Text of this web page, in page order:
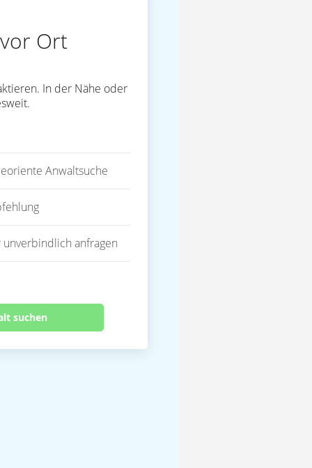
Ort
In der Nähe oder
Anwaltsuche
anfragen
suchen